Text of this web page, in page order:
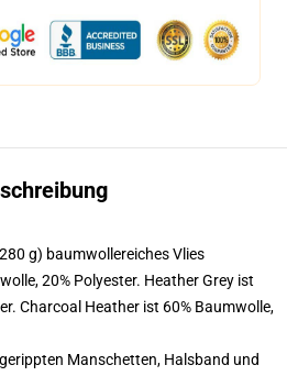
g) baumwollereiches Vlies
20% Polyester. Heather Grey ist
Charcoal Heather ist 60% Baumwolle,
Manschetten, Halsband und